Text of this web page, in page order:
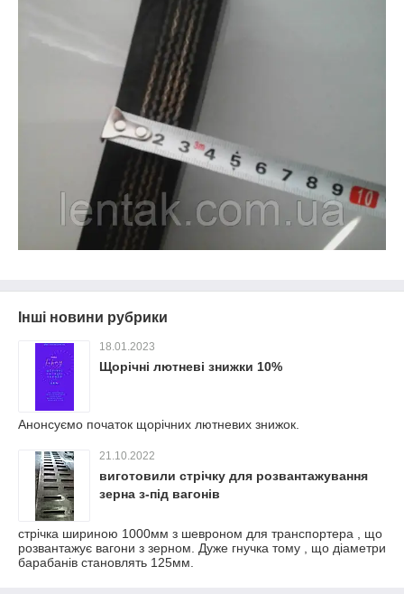
Інші новини рубрики
18.01.2023
Щорічні лютневі знижки 10%
Анонсуємо початок щорічних лютневих знижок.
21.10.2022
виготовили стрічку для розвантажування
зерна з-під вагонів
стрічка шириною 1000мм з шевроном для транспортера , що
розвантажує вагони з зерном. Дуже гнучка тому , що діаметри
барабанів становлять 125мм.